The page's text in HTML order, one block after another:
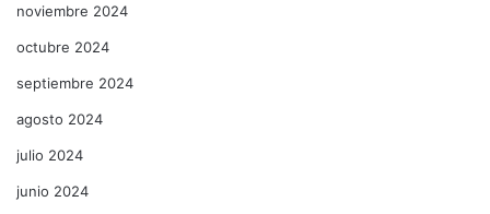
noviembre 2024
octubre 2024
septiembre 2024
agosto 2024
julio 2024
junio 2024